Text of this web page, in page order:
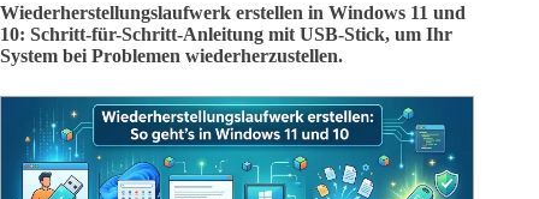
Wiederherstellungslaufwerk erstellen in Windows 11 und
10: Schritt-für-Schritt-Anleitung mit USB-Stick, um Ihr
System bei Problemen wiederherzustellen.